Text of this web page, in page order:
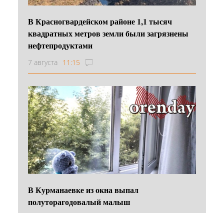
В Красногвардейском районе 1,1 тысяч
квадратных метров земли были загрязнены
нефтепродуктами
7 августа 11:15
В Курманаевке из окна выпал
полуторагодовалый малыш